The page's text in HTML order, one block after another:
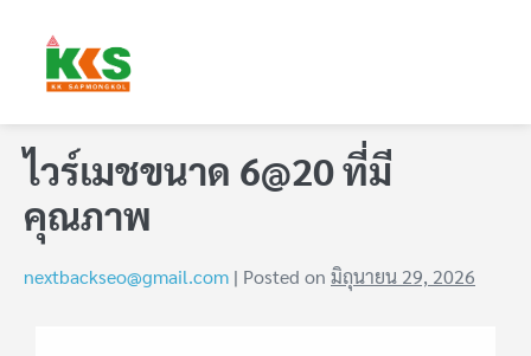
ไวร์เมชขนาด 6@20 ที่มี
คุณภาพ
nextbackseo@gmail.com | Posted on มิถุนายน 29, 2026